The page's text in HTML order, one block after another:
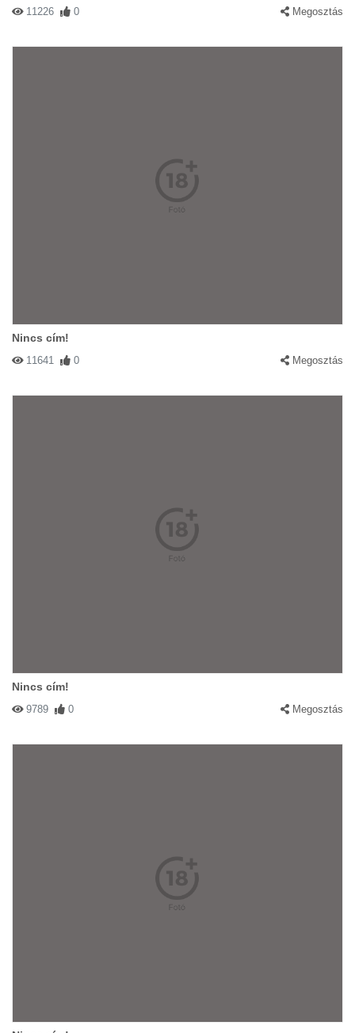
11226 0 Megosztás
Nincs cím!
11641 0 Megosztás
Nincs cím!
9789 0 Megosztás